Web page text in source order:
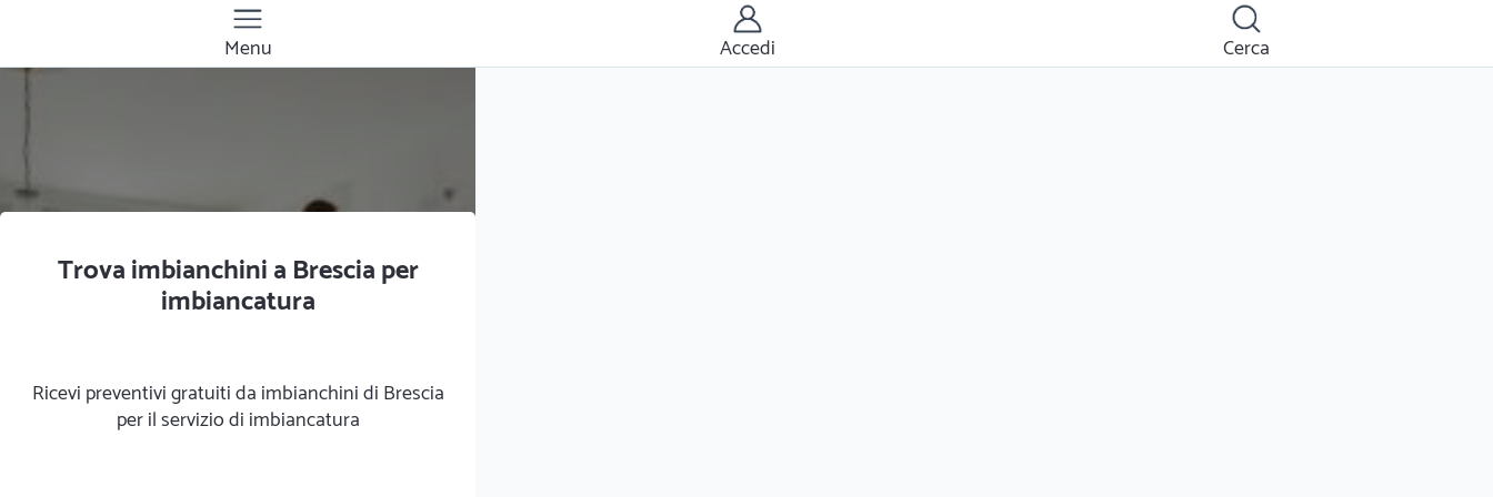
Trova imbianchini a Brescia per
imbiancatura
Ricevi preventivi gratuiti da imbianchini di Brescia
per il servizio di imbiancatura
Menu Accedi Cerca